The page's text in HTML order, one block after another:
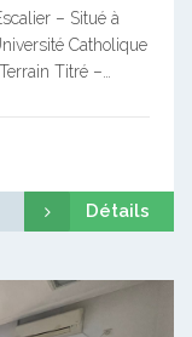
– Situé à
Catholique
Titré –…
Détails